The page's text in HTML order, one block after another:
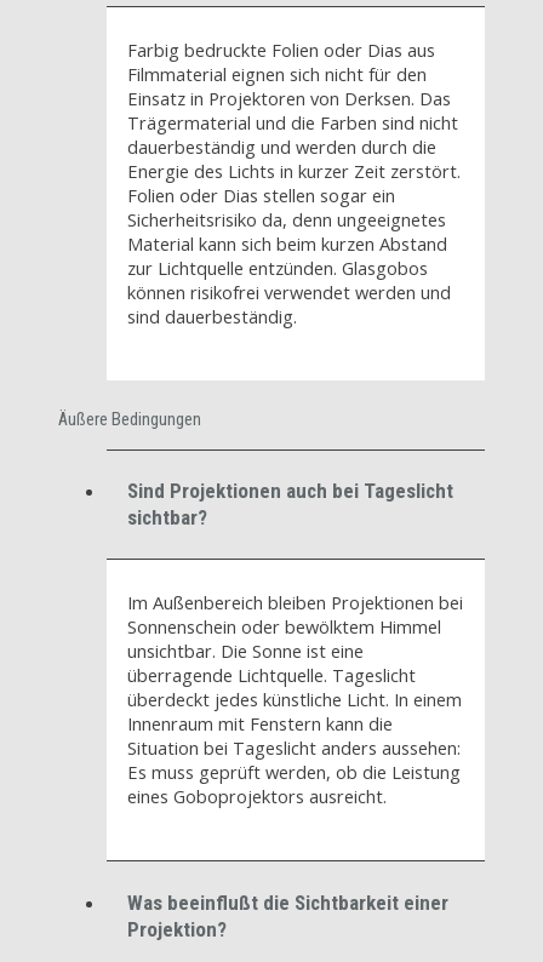
Farbig bedruckte Folien oder Dias aus
Filmmaterial eignen sich nicht für den
Einsatz in Projektoren von Derksen. Das
Trägermaterial und die Farben sind nicht
dauerbeständig und werden durch die
Energie des Lichts in kurzer Zeit zerstört.
Folien oder Dias stellen sogar ein
Sicherheitsrisiko da, denn ungeeignetes
Material kann sich beim kurzen Abstand
zur Lichtquelle entzünden. Glasgobos
können risikofrei verwendet werden und
sind dauerbeständig.
Äußere Bedingungen
Sind Projektionen auch bei Tageslicht
sichtbar?
Im Außenbereich bleiben Projektionen bei
Sonnenschein oder bewölktem Himmel
unsichtbar. Die Sonne ist eine
überragende Lichtquelle. Tageslicht
überdeckt jedes künstliche Licht. In einem
Innenraum mit Fenstern kann die
Situation bei Tageslicht anders aussehen:
Es muss geprüft werden, ob die Leistung
eines Goboprojektors ausreicht.
Was beeinflußt die Sichtbarkeit einer
Projektion?